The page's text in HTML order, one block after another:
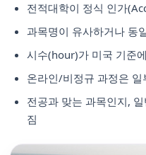
전적대학이 정식 인가
과목명이 유사하거나 동
시수(hour)가 미국 기준
온라인/비정규 과정은
전공과 맞는 과목인지,
짐